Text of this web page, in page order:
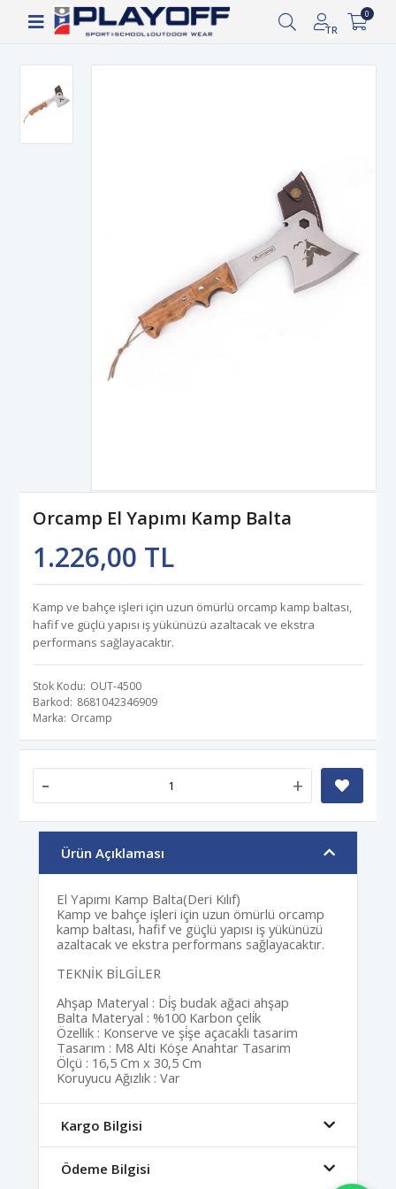
Siparişin 2-8 iş günü arasında kargoya verilecektir.
TR
0
Orcamp El Yapımı Kamp Balta
1.226,00 TL
Kamp ve bahçe işleri için uzun ömürlü orcamp kamp baltası,
hafif ve güçlü yapısı iş yükünüzü azaltacak ve ekstra
performans sağlayacaktır.
Stok Kodu OUT-4500
Barkod 8681042346909
Marka Orcamp
- +
Ürün Açıklaması
El Yapımı Kamp Balta(Deri Kılıf)
Kamp ve bahçe işleri için uzun ömürlü orcamp
kamp baltası, hafif ve güçlü yapısı iş yükünüzü
azaltacak ve ekstra performans sağlayacaktır.
TEKNİK BİLGİLER
Ahşap Materyal : Di̇ş budak ağaci ahşap
Balta Materyal : %100 Karbon çeli̇k
Özellik : Konserve ve şi̇şe açacakli tasarim
Tasarım : M8 Alti Köşe Anahtar Tasarim
Ölçü : 16,5 Cm x 30,5 Cm
Koruyucu Ağızlık : Var
Kargo Bilgisi
Ödeme Bilgisi